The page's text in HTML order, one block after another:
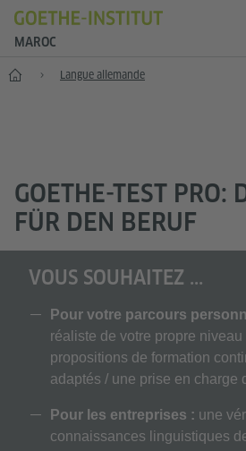
MAROC
Accueil Langue allemande
GOETHE-TEST PRO:
FÜR DEN BERUF
VOUS SOUHAITEZ ...
Pour votre parcours
réaliste de votre propre
propositions de formation
adaptés / une prise en charge
Pour les entreprises : une
connaissances linguistiques